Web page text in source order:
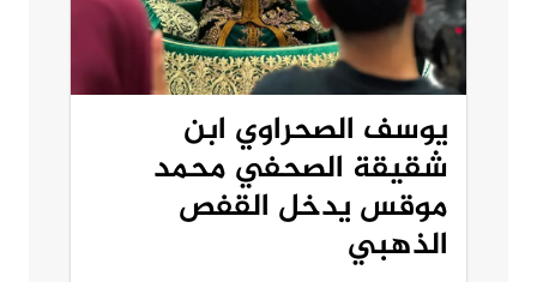
يوسف الصحراوي ابن
شقيقة الصحفي محمد
موقس يدخل القفص
الذهبي